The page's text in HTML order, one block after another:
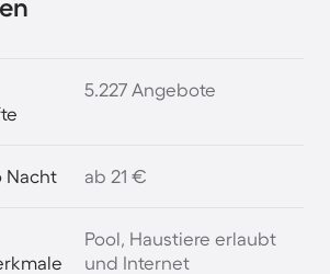
5.227 Angebote
Nacht ab 21 €
Pool, Haustiere erlaubt
und Internet